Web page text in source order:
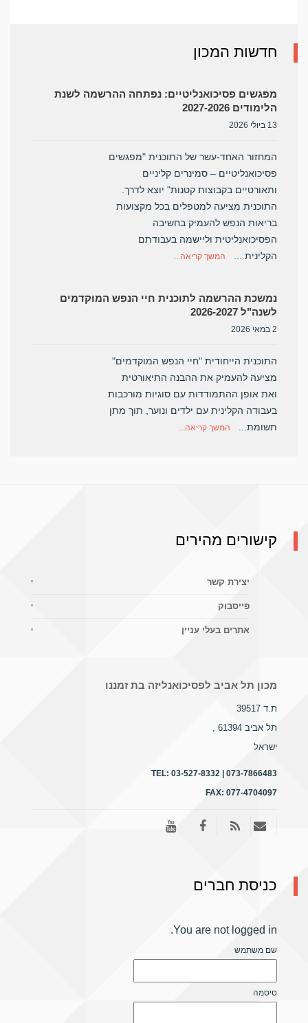
חדשות המכון
מפגשים פסיכואנליטיים: נפתחה ההרשמה לשנת
הלימודים 2027-2026
13 ביולי 2026
המחזור האחד-עשר של התוכנית "מפגשים
פסיכואנליטיים – סמינרים קליניים
ותאורטיים בקבוצות קטנות" יוצא לדרך.
התוכנית מציעה למטפלים בכל מקצועות
בריאות הנפש להעמיק בחשיבה
הפסיכואנליטית וליישמה בעבודתם
הקלינית....
המשך קריאה...
נמשכת ההרשמה לתוכנית חיי הנפש המוקדמים
לשנה"ל 2026-2027
2 במאי 2026
התוכנית הייחודית "חיי הנפש המוקדמים"
מציעה להעמיק את ההבנה התיאורטית
ואת אופן ההתמודדות עם סוגיות מורכבות
בעבודה הקלינית עם ילדים ונוער, תוך מתן
תשומת...
המשך קריאה...
קישורים מהירים
יצירת קשר
פייסבוק
אתרים בעלי עניין
מכון תל אביב לפסיכואנליזה בת זמננו
ת.ד 39517
תל אביב 61394
,
ישראל
TEL: 03-527-8332 | 073-7866483
FAX: 077-4704097
כניסת חברים
You are not logged in.
שם משתמש
סיסמה